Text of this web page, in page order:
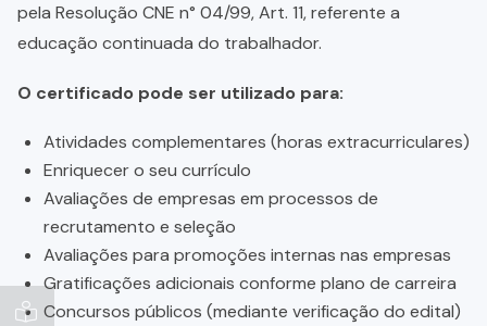
pela Resolução CNE n° 04/99, Art. 11, referente a
educação continuada do trabalhador.
O certificado pode ser utilizado para:
Atividades complementares (horas extracurriculares)
Enriquecer o seu currículo
Avaliações de empresas em processos de
recrutamento e seleção
Avaliações para promoções internas nas empresas
Gratificações adicionais conforme plano de carreira
Concursos públicos (mediante verificação do edital)